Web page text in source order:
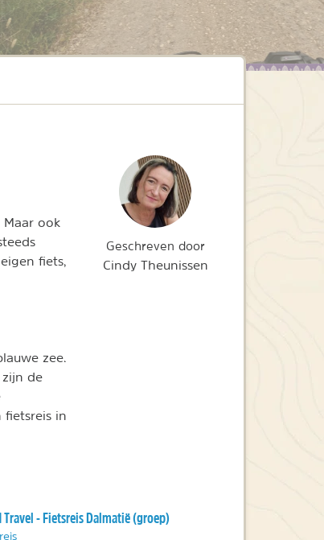
Maar ook
fiets,
zee.
zijn de
fietsreis in
- Fietsreis Dalmatië (groep)
Geschreven door
Cindy Theunissen